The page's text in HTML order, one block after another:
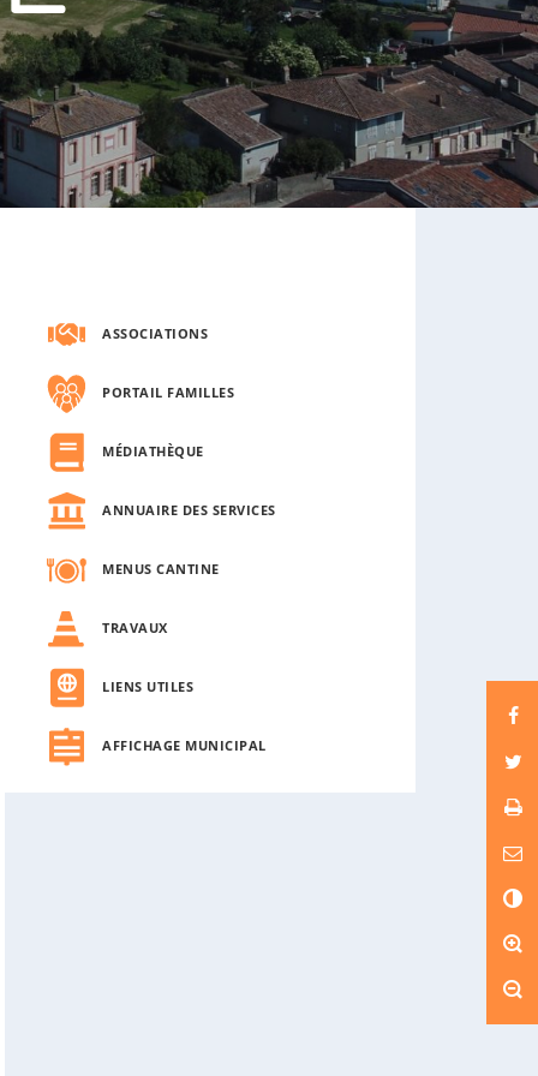
o
u
s
-
m
e
u
ASSOCIATIONS
PORTAIL FAMILLES
MÉDIATHÈQUE
ANNUAIRE DES SERVICES
MENUS CANTINE
TRAVAUX
LIENS UTILES
AFFICHAGE MUNICIPAL